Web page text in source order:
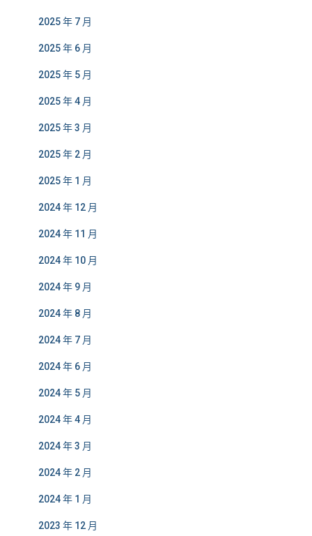
2025 年 7 月
2025 年 6 月
2025 年 5 月
2025 年 4 月
2025 年 3 月
2025 年 2 月
2025 年 1 月
2024 年 12 月
2024 年 11 月
2024 年 10 月
2024 年 9 月
2024 年 8 月
2024 年 7 月
2024 年 6 月
2024 年 5 月
2024 年 4 月
2024 年 3 月
2024 年 2 月
2024 年 1 月
2023 年 12 月